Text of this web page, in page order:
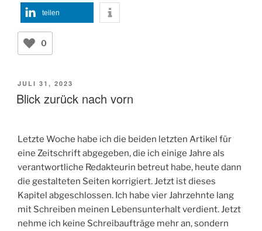
teilen
0
VERÖFFENTLICHT
AM
JULI 31, 2023
Blick zurück nach vorn
Letzte Woche habe ich die beiden letzten Artikel für
eine Zeitschrift abgegeben, die ich einige Jahre als
verantwortliche Redakteurin betreut habe, heute dann
die gestalteten Seiten korrigiert. Jetzt ist dieses
Kapitel abgeschlossen. Ich habe vier Jahrzehnte lang
mit Schreiben meinen Lebensunterhalt verdient. Jetzt
nehme ich keine Schreibaufträge mehr an, sondern